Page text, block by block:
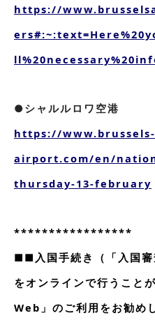
https://
●シャルルロワ空港
https://
airport.com/en/
thursday-13-february
*****************
■■入国手続き（「入国審
をオンラインで行うこと
Web」のご利用をお勧め